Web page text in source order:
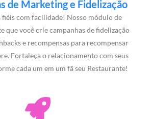
de Marketing e Fidelização
fiéis com facilidade! Nosso módulo de
que você crie campanhas de fidelização
e recompensas para recompensar
Fortaleça o relacionamento com seus
cada um em um fã seu Restaurante!